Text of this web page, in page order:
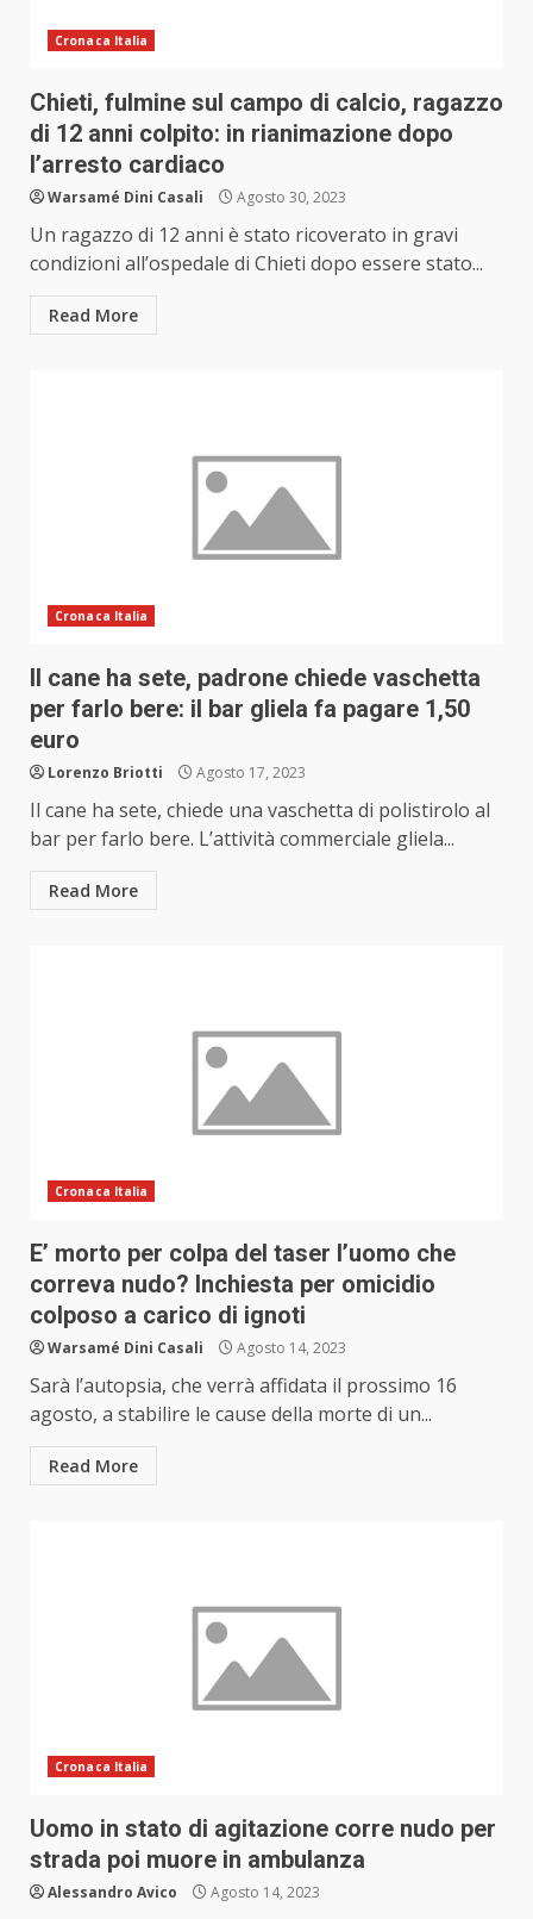
Cronaca Italia
Chieti, fulmine sul campo di calcio, ragazzo
di 12 anni colpito: in rianimazione dopo
l’arresto cardiaco
Warsamé Dini Casali Agosto 30, 2023
Un ragazzo di 12 anni è stato ricoverato in gravi
condizioni all’ospedale di Chieti dopo essere stato...
Read More
Cronaca Italia
Il cane ha sete, padrone chiede vaschetta
per farlo bere: il bar gliela fa pagare 1,50
euro
Lorenzo Briotti Agosto 17, 2023
Il cane ha sete, chiede una vaschetta di polistirolo al
bar per farlo bere. L’attività commerciale gliela...
Read More
Cronaca Italia
E’ morto per colpa del taser l’uomo che
correva nudo? Inchiesta per omicidio
colposo a carico di ignoti
Warsamé Dini Casali Agosto 14, 2023
Sarà l’autopsia, che verrà affidata il prossimo 16
agosto, a stabilire le cause della morte di un...
Read More
Cronaca Italia
Uomo in stato di agitazione corre nudo per
strada poi muore in ambulanza
Alessandro Avico Agosto 14, 2023